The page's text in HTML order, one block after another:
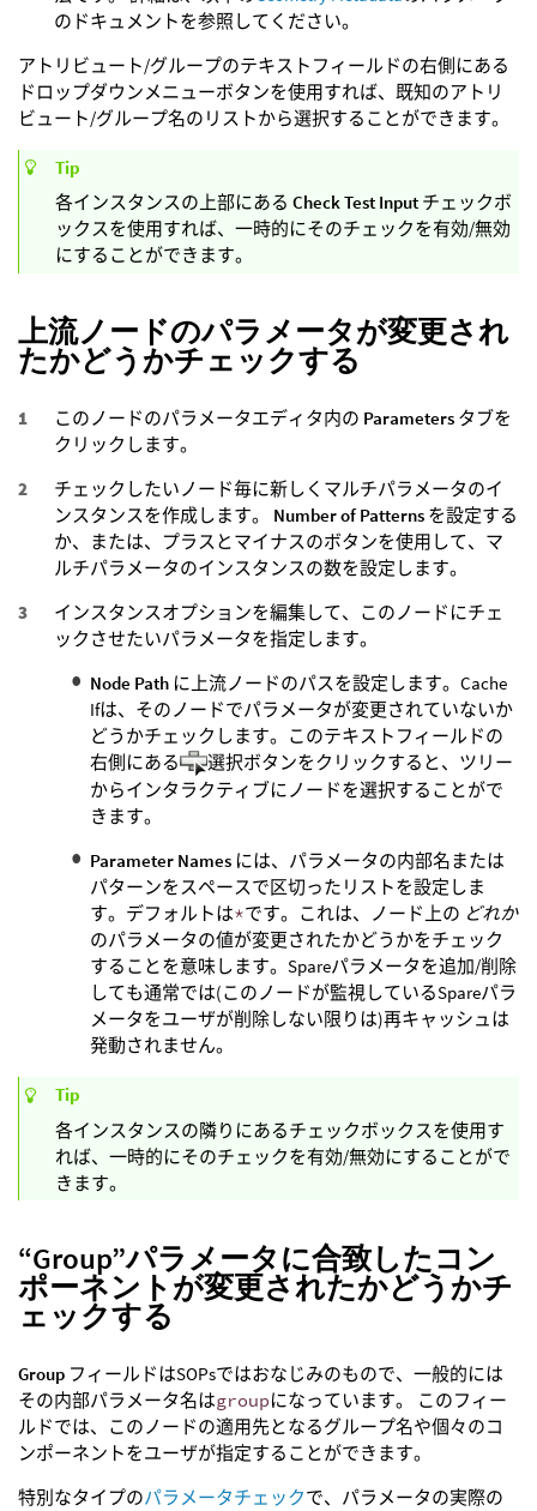
のドキュメントを参照してください。
アトリビュート/グループのテキストフィールドの右側にある
ドロップダウンメニューボタンを使用すれば、既知のアトリ
ビュート/グループ名のリストから選択することができます。
Tip
各インスタンスの上部にある Check Test Input チェックボ
ックスを使用すれば、一時的にそのチェックを有効/無効
にすることができます。
上流ノードのパラメータが変更され
たかどうかチェックする
このノードのパラメータエディタ内の Parameters タブを
クリックします。
チェックしたいノード毎に新しくマルチパラメータのイ
ンスタンスを作成します。 Number of Patterns を設定する
か、または、プラスとマイナスのボタンを使用して、マ
ルチパラメータのインスタンスの数を設定します。
インスタンスオプションを編集して、このノードにチェ
ックさせたいパラメータを指定します。
Node Path に上流ノードのパスを設定します。Cache
Ifは、そのノードでパラメータが変更されていないか
どうかチェックします。このテキストフィールドの
右側にある
選択ボタンをクリックすると、ツリー
からインタラクティブにノードを選択することがで
きます。
Parameter Names には、パラメータの内部名または
パターンをスペースで区切ったリストを設定しま
す。デフォルトは*です。これは、ノード上の どれか
のパラメータの値が変更されたかどうかをチェック
することを意味します。Spareパラメータを追加/削除
しても通常では(このノードが監視しているSpareパラ
メータをユーザが削除しない限りは)再キャッシュは
発動されません。
Tip
各インスタンスの隣りにあるチェックボックスを使用す
れば、一時的にそのチェックを有効/無効にすることがで
きます。
“Group”パラメータに合致したコン
ポーネントが変更されたかどうかチ
ェックする
Group フィールドはSOPsではおなじみのもので、一般的には
その内部パラメータ名はgroupになっています。 このフィー
ルドでは、このノードの適用先となるグループ名や個々のコ
ンポーネントをユーザが指定することができます。
特別なタイプのパラメータチェックで、パラメータの実際の